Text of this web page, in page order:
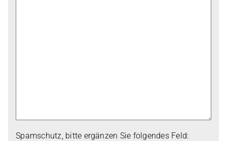
Spam­schutz, bitte ergän­zen Sie fol­gen­des Feld: